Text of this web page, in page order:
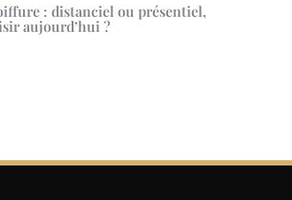
: distanciel ou présentiel,
aujourd’hui ?